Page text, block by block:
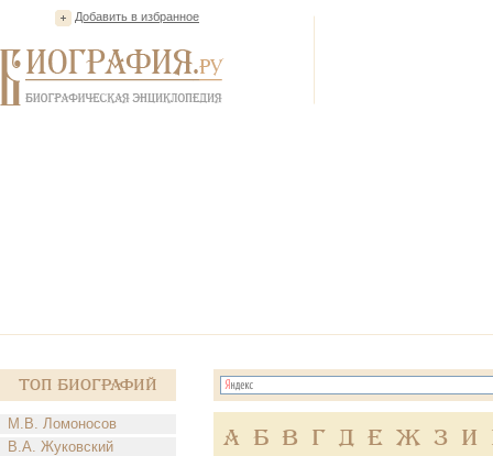
Добавить в избранное
Топ Биографий
М.В. Ломоносов
В.А. Жуковский
А Б В Г Д Е Ж З И